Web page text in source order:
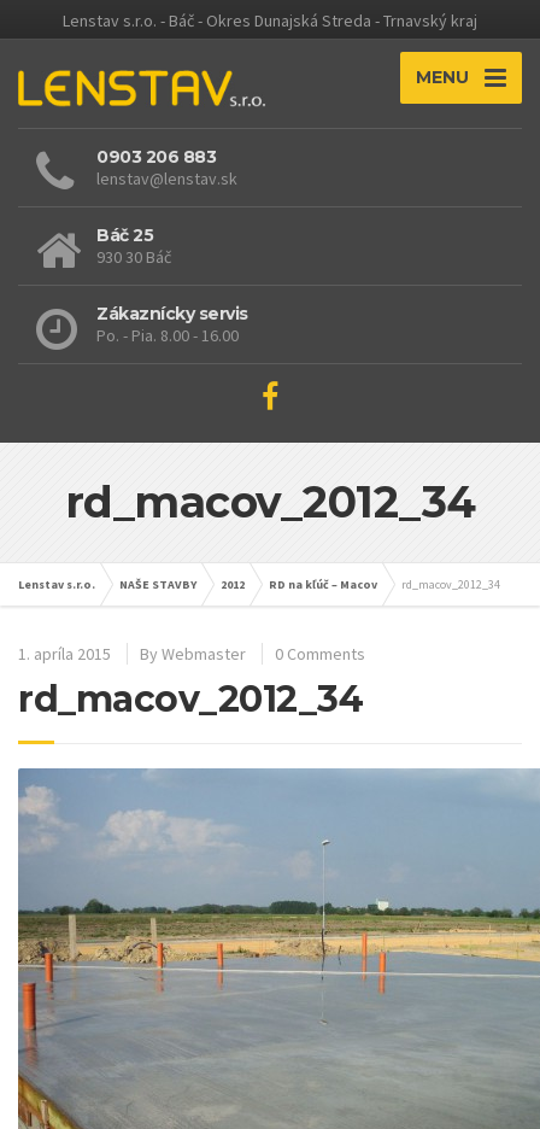
Lenstav s.r.o. - Báč - Okres Dunajská Streda - Trnavský kraj
MENU
0903 206 883
lenstav@lenstav.sk
Báč 25
930 30 Báč
Zákaznícky servis
Po. - Pia. 8.00 - 16.00
rd_macov_2012_34
Lenstav s.r.o. NAŠE STAVBY 2012 RD na kľúč – Macov rd_macov_2012_34
1. apríla 2015 By Webmaster 0 Comments
rd_macov_2012_34